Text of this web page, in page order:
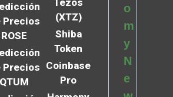
Precios
ROSE
Precios
QTUM
Tezos
(XTZ)
Shiba
Token
Coinbase
Pro
o
m
y
N
e